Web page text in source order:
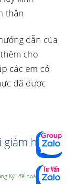
thân
dẫn của
cho
các em có
đã được
học
Ký” để hoàn thành.